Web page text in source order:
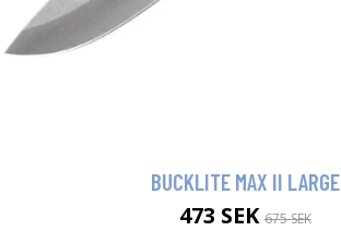
BUCKLITE MAX II LARGE
473 SEK675 SEK